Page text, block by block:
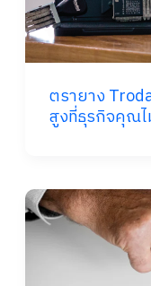
ตรายาง
สูงที่ธุรกิจคุณ